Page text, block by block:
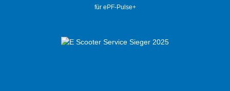
für ePF-Pulse+